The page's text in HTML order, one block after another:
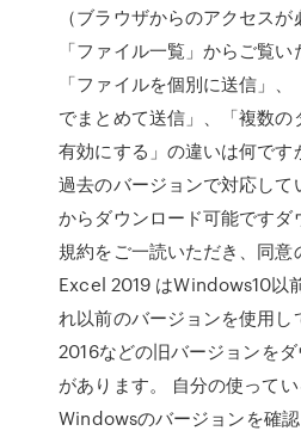
（ブラウザからのアクセスが
「ファイル一覧」からご覧
「ファイルを個別に送信」
でまとめて送信」、「複数の
有効にする」の違いは何です
過去のバージョンで対応し
からダウンロード可能です
規約をご一読いただき、同
Excel 2019 はWindows10以
れ以前のバージョンを使用
2016などの旧バージョンを
があります。 自分の使って
Windowsのバージョンを確認